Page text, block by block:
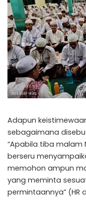
Adapun
sebagaimana
“Apabila tiba malam
berseru
memohon ampun
yang meminta
permintaannya” (HR